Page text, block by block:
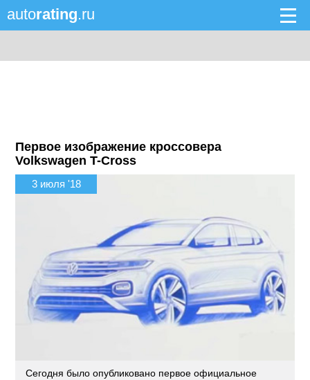
autorating.ru
Первое изображение кроссовера
Volkswagen T-Cross
3 июля '18
Сегодня было опубликовано первое официальное